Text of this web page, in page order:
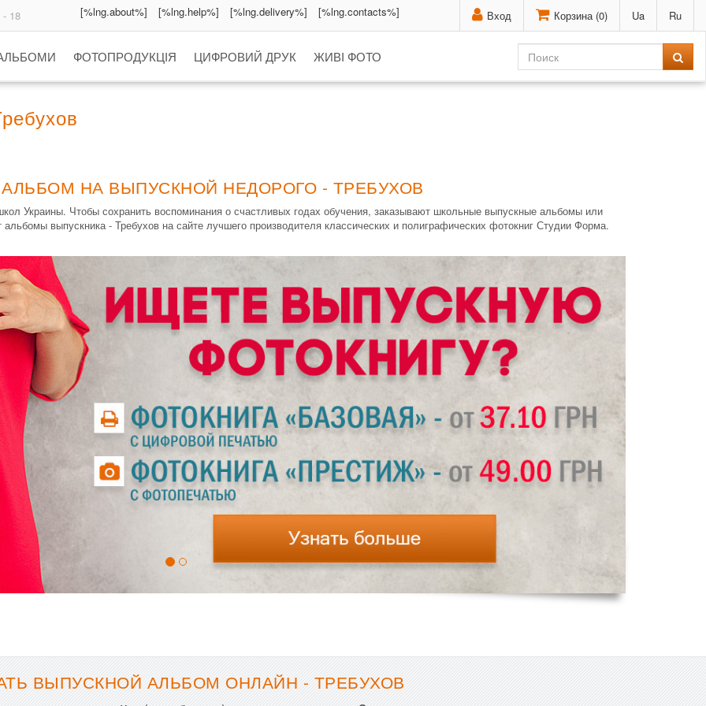
Вход Корзина (0) Ua Ru
18 [%lng.about%] [%lng.help%] [%lng.delivery%] [%lng.contacts%]
ФОТОПРОДУКЦІЯ ЦИФРОВИЙ ДРУК ЖИВІ ФОТО
НА ВЫПУСКНОЙ НЕДОРОГО - ТРЕБУХОВ
Украины. Чтобы сохранить воспоминания о счастливых годах обучения, заказывают школьные выпускные альбомы или
выпускника - Требухов на сайте лучшего производителя классических и полиграфических фотокниг Студии Форма.
ВЫПУСКНОЙ АЛЬБОМ ОНЛАЙН - ТРЕБУХОВ